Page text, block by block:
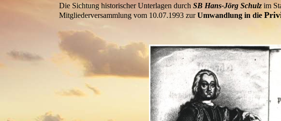
Die Sichtung historischer Unterlagen durch SB Hans-Jörg Schulz im
Mitgliederversammlung vom 10.07.1993 zurUmwandlung in die